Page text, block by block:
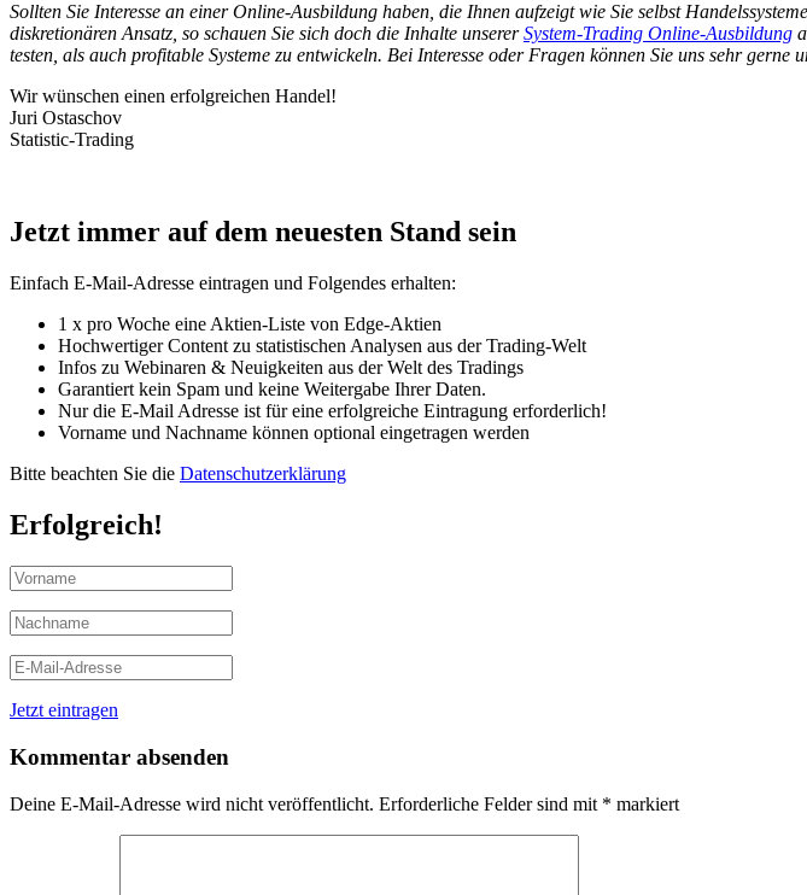
Sollten Sie Interesse an einer Online-Ausbildung haben, die Ihnen aufzeigt wie Sie selbst
diskretionären Ansatz, so schauen Sie sich doch die Inhalte unsererSystem-Trading Online-Ausbildung
testen, als auch profitable Systeme zu entwickeln. Bei Interesse oder Fragen können Sie uns sehr gerne
Wir wünschen einen erfolgreichen Handel!
Juri Ostaschov
Statistic-Trading
Jetzt immer auf dem neuesten Stand sein
Einfach E-Mail-Adresse eintragen und Folgendes erhalten:
1 x pro Woche eine Aktien-Liste von Edge-Aktien
Hochwertiger Content zu statistischen Analysen aus der Trading-Welt
Infos zu Webinaren & Neuigkeiten aus der Welt des Tradings
Garantiert kein Spam und keine Weitergabe Ihrer Daten.
Nur die E-Mail Adresse ist für eine erfolgreiche Eintragung erforderlich!
Vorname und Nachname können optional eingetragen werden
Bitte beachten Sie die Datenschutzerklärung
Erfolgreich!
Jetzt eintragen
Kommentar absenden
Deine E-Mail-Adresse wird nicht veröffentlicht. Erforderliche Felder sind mit * markiert